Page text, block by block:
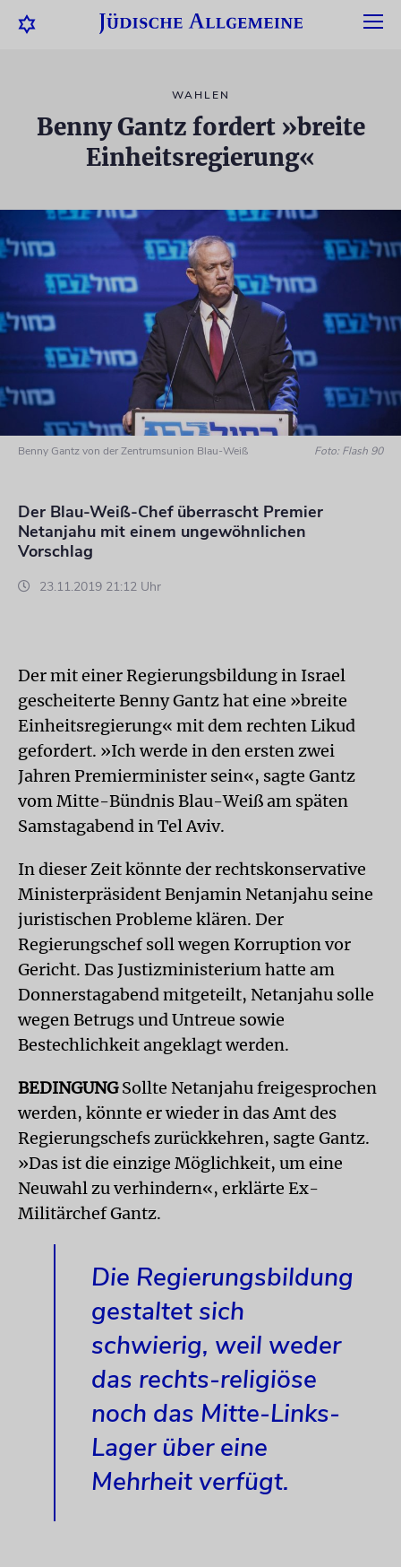
WAHLEN
Benny Gantz fordert »breite
Einheitsregierung«
Benny Gantz von der Zentrumsunion Blau-Weiß Foto: Flash 90
Der Blau-Weiß-Chef überrascht Premier
Netanjahu mit einem ungewöhnlichen
Vorschlag
23.11.2019 21:12 Uhr
Der mit einer Regierungsbildung in Israel
gescheiterte Benny Gantz hat eine »breite
Einheitsregierung« mit dem rechten Likud
gefordert. »Ich werde in den ersten zwei
Jahren Premierminister sein«, sagte Gantz
vom Mitte-Bündnis Blau-Weiß am späten
Samstagabend in Tel Aviv.
In dieser Zeit könnte der rechtskonservative
Ministerpräsident Benjamin Netanjahu seine
juristischen Probleme klären. Der
Regierungschef soll wegen Korruption vor
Gericht. Das Justizministerium hatte am
Donnerstagabend mitgeteilt, Netanjahu solle
wegen Betrugs und Untreue sowie
Bestechlichkeit angeklagt werden.
BEDINGUNGSollte Netanjahu freigesprochen
werden, könnte er wieder in das Amt des
Regierungschefs zurückkehren, sagte Gantz.
»Das ist die einzige Möglichkeit, um eine
Neuwahl zu verhindern«, erklärte Ex-
Militärchef Gantz.
Die Regierungsbildung
gestaltet sich
schwierig, weil weder
das rechts-religiöse
noch das Mitte-Links-
Lager über eine
Mehrheit verfügt.